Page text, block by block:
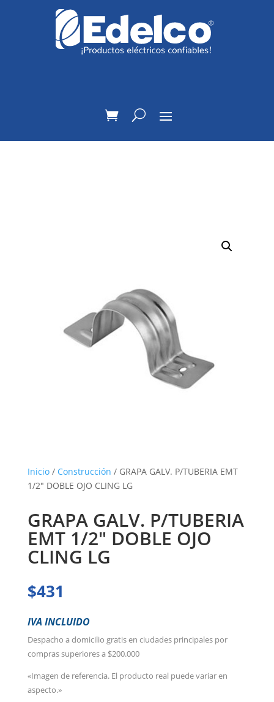
Inicio/ Construcción / GRAPA GALV. P/TUBERIA EMT
1/2″ DOBLE OJO CLING LG
GRAPA GALV. P/TUBERIA
EMT 1/2″ DOBLE OJO
CLING LG
$431
IVA INCLUIDO
Despacho a domicilio gratis en ciudades principales por
compras superiores a $200.000
«Imagen de referencia. El producto real puede variar en
aspecto.»